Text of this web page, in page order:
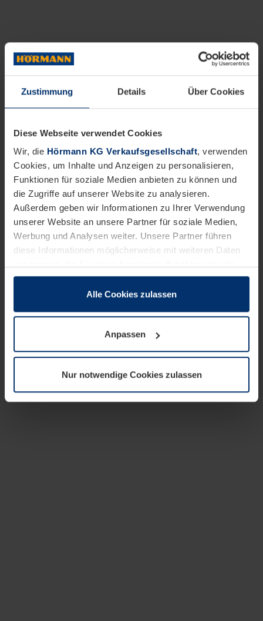
Zustimmung Details Über Cookies
Diese Webseite verwendet Cookies
Wir, die Hörmann KG Verkaufsgesellschaft, verwenden
Cookies, um Inhalte und Anzeigen zu personalisieren,
Funktionen für soziale Medien anbieten zu können und
die Zugriffe auf unserer Website zu analysieren.
Außerdem geben wir Informationen zu Ihrer Verwendung
unserer Website an unsere Partner für soziale Medien,
Werbung und Analysen weiter. Unsere Partner führen
diese Informationen möglicherweise mit weiteren Daten
sie im Rahmen Ihrer Nutzung der Dienste gesammelt
wenn diese für den Betrieb dieser Seite unbedingt
notwendig sind. Für alle anderen Cookie-Typen benötigen
wir Ihre Erlaubnis. Ihre Einwilligung können Sie jederzeit
Datenschutzerklärungunserer Website ändern oder
widerrufen.
Alle Cookies zulassen
Anpassen
Nur notwendige Cookies zulassen